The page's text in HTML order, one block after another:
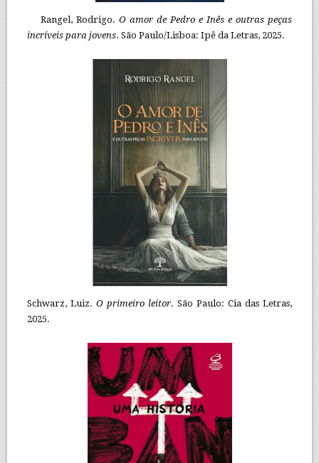
Rangel, Rodrigo.O amor de Pedro e Inês e outras peças
incríveis para jovens. São Paulo/Lisboa: Ipê da Letras, 2025.
Schwarz, Luiz. O primeiro leitor. São Paulo: Cia das Letras,
2025.